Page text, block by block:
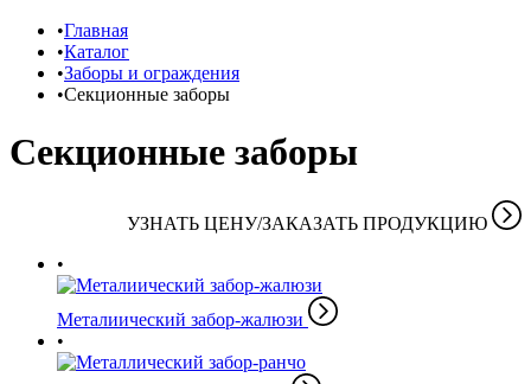
Главная
Каталог
Заборы и ограждения
Секционные заборы
Секционные заборы
УЗНАТЬ ЦЕНУ/ЗАКАЗАТЬ ПРОДУКЦИЮ
Металиический забор-жалюзи